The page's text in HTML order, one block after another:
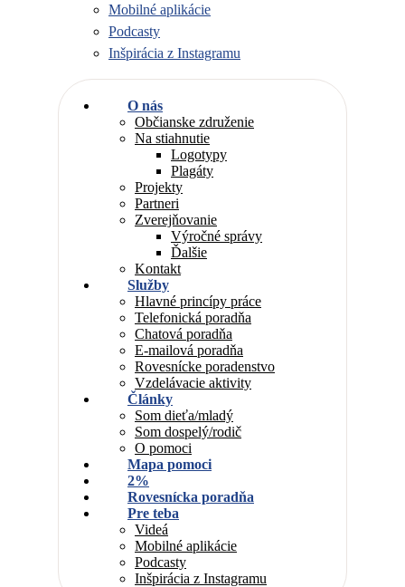
Mobilné aplikácie
Podcasty
Inšpirácia z Instagramu
O nás
Občianske združenie
Na stiahnutie
Logotypy
Plagáty
Projekty
Partneri
Zverejňovanie
Výročné správy
Ďalšie
Kontakt
Služby
Hlavné princípy práce
Telefonická poradňa
Chatová poradňa
E-mailová poradňa
Rovesnícke poradenstvo
Vzdelávacie aktivity
Články
Som dieťa/mladý
Som dospelý/rodič
O pomoci
Mapa pomoci
2%
Rovesnícka poradňa
Pre teba
Videá
Mobilné aplikácie
Podcasty
Inšpirácia z Instagramu